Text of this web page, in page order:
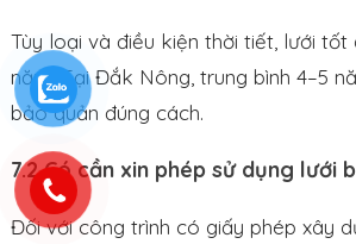
Tùy loại và điều kiện thời tiết, lưới tốt
năm. Tại Đắk Nông, trung bình 4–5
bảo quản đúng cách.
7.2 Có cần xin phép sử dụng lưới
Đối với công trình có giấy phép xây